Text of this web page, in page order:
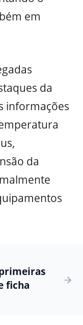
em
da
informações
da
ficha